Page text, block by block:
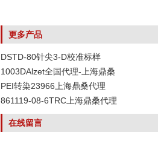
更多产品
DSTD-80针尖3-D校准标样
1003DAlzet全国代理-上海鼎桑
PEI转染23966上海鼎桑代理
861119-08-6TRC上海鼎桑代理
在线留言